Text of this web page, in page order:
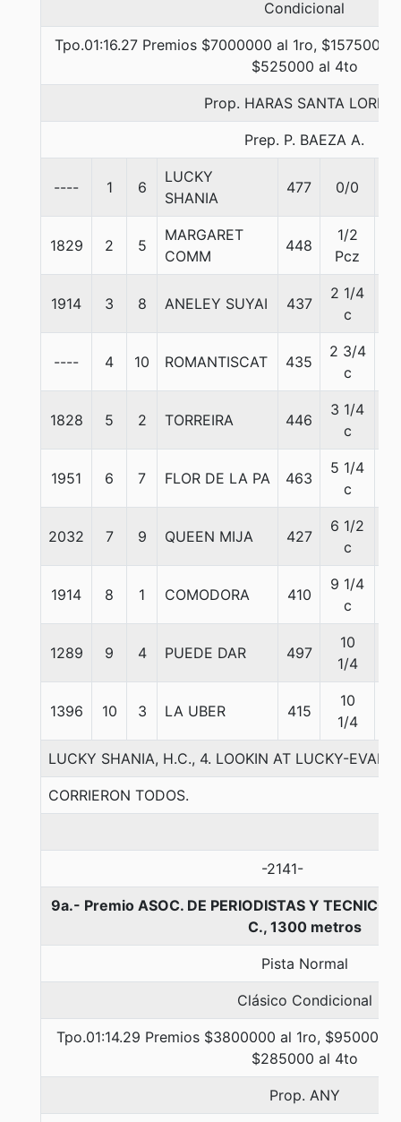
Condicional
Tpo.01:16.27 Premios $7000000 al 1ro,
$525000 al 4to
Prop. HARAS SANTA
Prep. P. BAEZA A.
---- 1 6
LUCKY
SHANIA
477 0/0
1829 2 5
MARGARET
COMM
448
1/2
Pcz
1914 3 8 ANELEY SUYAI 437
2 1/4
c
---- 4 10 ROMANTISCAT 435
2 3/4
c
1828 5 2 TORREIRA 446
3 1/4
c
1951 6 7 FLOR DE LA PA 463
5 1/4
c
2032 7 9 QUEEN MIJA 427
6 1/2
c
1914 8 1 COMODORA 410
9 1/4
c
1289 9 4 PUEDE DAR 497
10
1/4
1396 10 3 LA UBER 415
10
1/4
LUCKY SHANIA, H.C., 4. LOOKIN AT LUCKY-
CORRIERON TODOS.
-2141-
9a.- Premio ASOC. DE PERIODISTAS Y TECNICO
C., 1300 metros
Pista Normal
Clásico Condicional
Tpo.01:14.29 Premios $3800000 al 1ro, $950000
$285000 al 4to
Prop. ANY